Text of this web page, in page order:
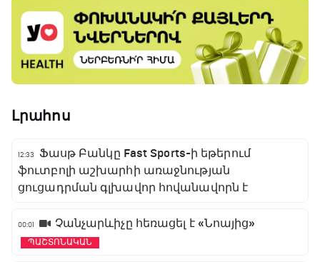
Լրահոս
12:33
Ֆասթ Բանկը Fast Sports-ի եթերում
ֆուտբոլի աշխարհի առաջնության
ցուցադրման գլխավոր հովանավորն է
00:01 Չանչարևիչը հեռացել է «Նոայից»
ՊԱՇՏՈՆԱԿԱՆ